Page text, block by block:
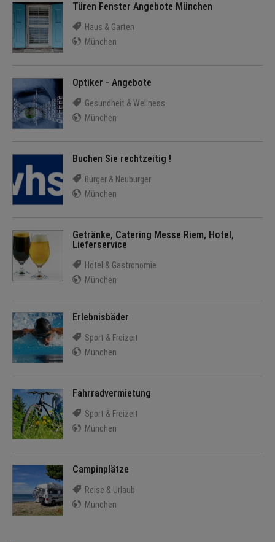
Türen Fenster Angebote München
Haus & Garten
München
Optiker - Angebote
Gesundheit & Wellness
München
Buchen Sie rechtzeitig !
Bürger & Neubürger
München
Getränke, Catering Messe Riem, Hotel,
Lieferservice
Hotel & Gastronomie
München
Erlebnisbäder
Sport & Freizeit
München
Fahrradvermietung
Sport & Freizeit
München
Campinplätze
Reise & Urlaub
München